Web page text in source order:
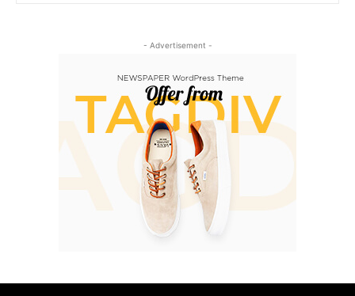
- Advertisement -